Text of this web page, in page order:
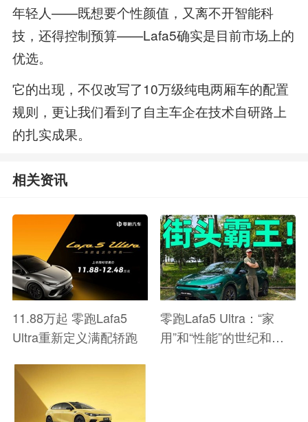
年轻人——既想要个性颜值，又离不开智能科
技，还得控制预算——Lafa5确实是目前市场上的
优选。
它的出现，不仅改写了10万级纯电两厢车的配置
规则，更让我们看到了自主车企在技术自研路上
的扎实成果。
相关资讯
11.88万起 零跑Lafa5
Ultra重新定义满配轿跑
零跑Lafa5 Ultra：“家
用”和“性能”的世纪和